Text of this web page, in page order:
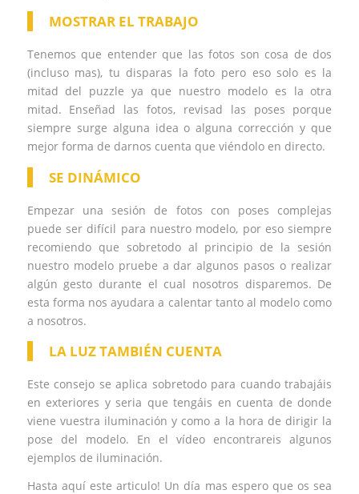
MOSTRAR EL TRABAJO
Tenemos que entender que las fotos son cosa de dos
(incluso mas), tu disparas la foto pero eso solo es la
mitad del puzzle ya que nuestro modelo es la otra
mitad. Enseñad las fotos, revisad las poses porque
siempre surge alguna idea o alguna corrección y que
mejor forma de darnos cuenta que viéndolo en directo.
SE DINÁMICO
Empezar una sesión de fotos con poses complejas
puede ser difícil para nuestro modelo, por eso siempre
recomiendo que sobretodo al principio de la sesión
nuestro modelo pruebe a dar algunos pasos o realizar
algún gesto durante el cual nosotros disparemos. De
esta forma nos ayudara a calentar tanto al modelo como
a nosotros.
LA LUZ TAMBIÉN CUENTA
Este consejo se aplica sobretodo para cuando trabajáis
en exteriores y seria que tengáis en cuenta de donde
viene vuestra iluminación y como a la hora de dirigir la
pose del modelo. En el vídeo encontrareis algunos
ejemplos de iluminación.
Hasta aquí este articulo! Un día mas espero que os sea